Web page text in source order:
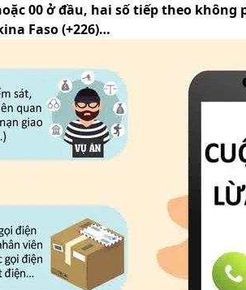
00 ở đầu, hai số tiếp theo không
Faso (+226)…